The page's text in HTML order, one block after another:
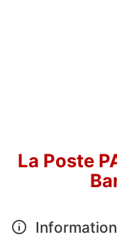
La Poste